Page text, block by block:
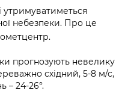
що
КМВА
міста
ділянки
доступом
та
анонси від
/
утримуватиметься
небезпеки. Про це
прогнозують невелику
східний, 5-8 м/с,
– 24-26°.